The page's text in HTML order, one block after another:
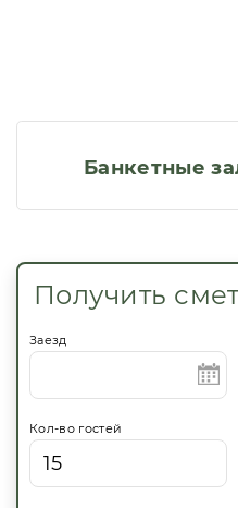
Банкетные
Получить
Заезд
Кол-во гостей